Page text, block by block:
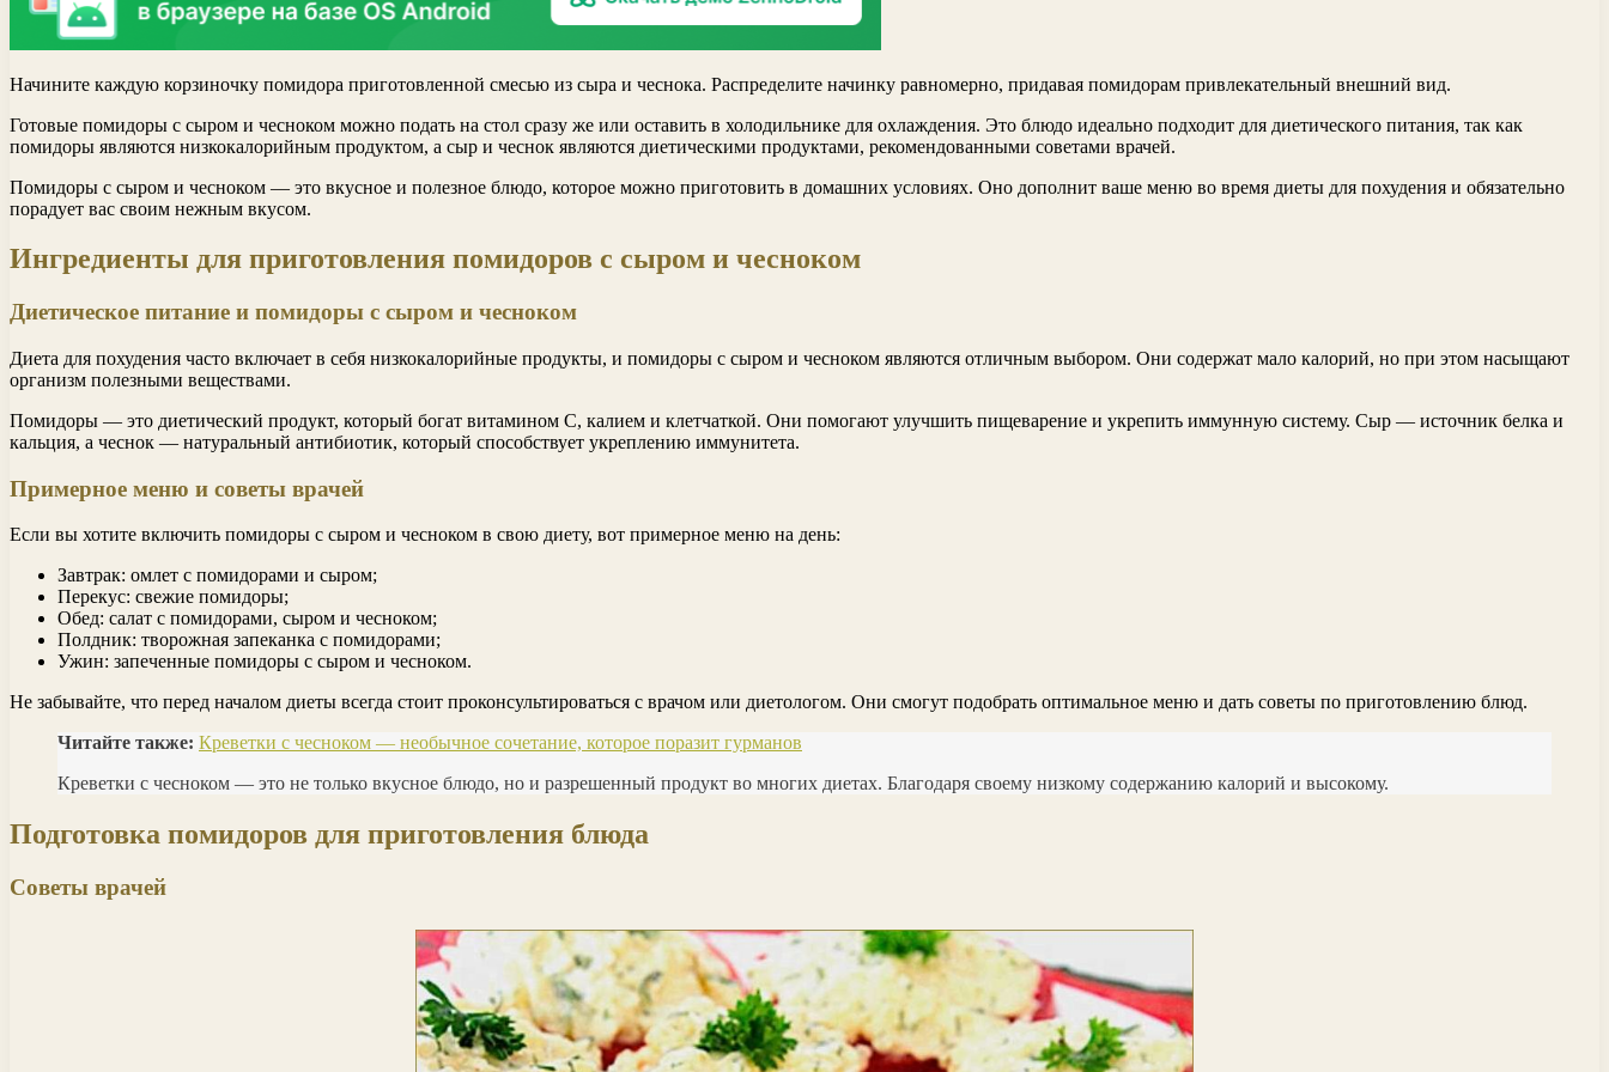
Начините каждую корзиночку помидора приготовленной смесью из сыра и чеснока. Распределите начинку равномерно, придавая помидорам привлекательный внешний вид.
Готовые помидоры с сыром и чесноком можно подать на стол сразу же или оставить в холодильнике для охлаждения. Это блюдо идеально подходит для диетического питания, так как
помидоры являются низкокалорийным продуктом, а сыр и чеснок являются диетическими продуктами, рекомендованными советами врачей.
Помидоры с сыром и чесноком — это вкусное и полезное блюдо, которое можно приготовить в домашних условиях. Оно дополнит ваше меню во время диеты для похудения и обязательно
порадует вас своим нежным вкусом.
Ингредиенты для приготовления помидоров с сыром и чесноком
Диетическое питание и помидоры с сыром и чесноком
Диета для похудения часто включает в себя низкокалорийные продукты, и помидоры с сыром и чесноком являются отличным выбором. Они содержат мало калорий, но при этом насыщают
организм полезными веществами.
Помидоры — это диетический продукт, который богат витамином С, калием и клетчаткой. Они помогают улучшить пищеварение и укрепить иммунную систему. Сыр — источник белка и
кальция, а чеснок — натуральный антибиотик, который способствует укреплению иммунитета.
Примерное меню и советы врачей
Если вы хотите включить помидоры с сыром и чесноком в свою диету, вот примерное меню на день:
Завтрак: омлет с помидорами и сыром;
Перекус: свежие помидоры;
Обед: салат с помидорами, сыром и чесноком;
Полдник: творожная запеканка с помидорами;
Ужин: запеченные помидоры с сыром и чесноком.
Не забывайте, что перед началом диеты всегда стоит проконсультироваться с врачом или диетологом. Они смогут подобрать оптимальное меню и дать советы по приготовлению блюд.
Читайте также: Креветки с чесноком — необычное сочетание, которое поразит гурманов
Креветки с чесноком — это не только вкусное блюдо, но и разрешенный продукт во многих диетах. Благодаря своему низкому содержанию калорий и высокому.
Подготовка помидоров для приготовления блюда
Советы врачей